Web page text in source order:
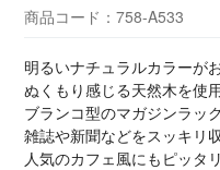
商品コード：758-A533
明るいナチュラルカラーが
ぬくもり感じる天然木を使
ブランコ型のマガジンラッ
雑誌や新聞などをスッキリ
人気のカフェ風にもピッタ